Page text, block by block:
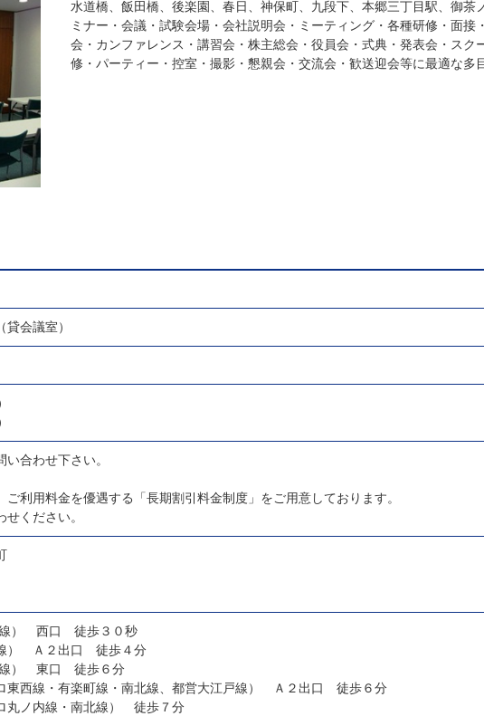
水道橋、飯田橋、後楽園、春日、神保町、九段下、本郷三丁目駅、御茶
ミナー・会議・試験会場・会社説明会・ミーティング・各種研修・面
会・カンファレンス・講習会・株主総会・役員会・式典・発表会・スク
修・パーティー・控室・撮影・懇親会・交流会・歓送迎会等に最適な多
会議室）
合わせ下さい。
ご利用料金を優遇する「長期割引料金制度」をご用意しております。
せください。
線） 西口 徒歩３０秒
） Ａ２出口 徒歩４分
線） 東口 徒歩６分
東西線・有楽町線・南北線、都営大江戸線） Ａ２出口 徒歩６分
丸ノ内線・南北線） 徒歩７分